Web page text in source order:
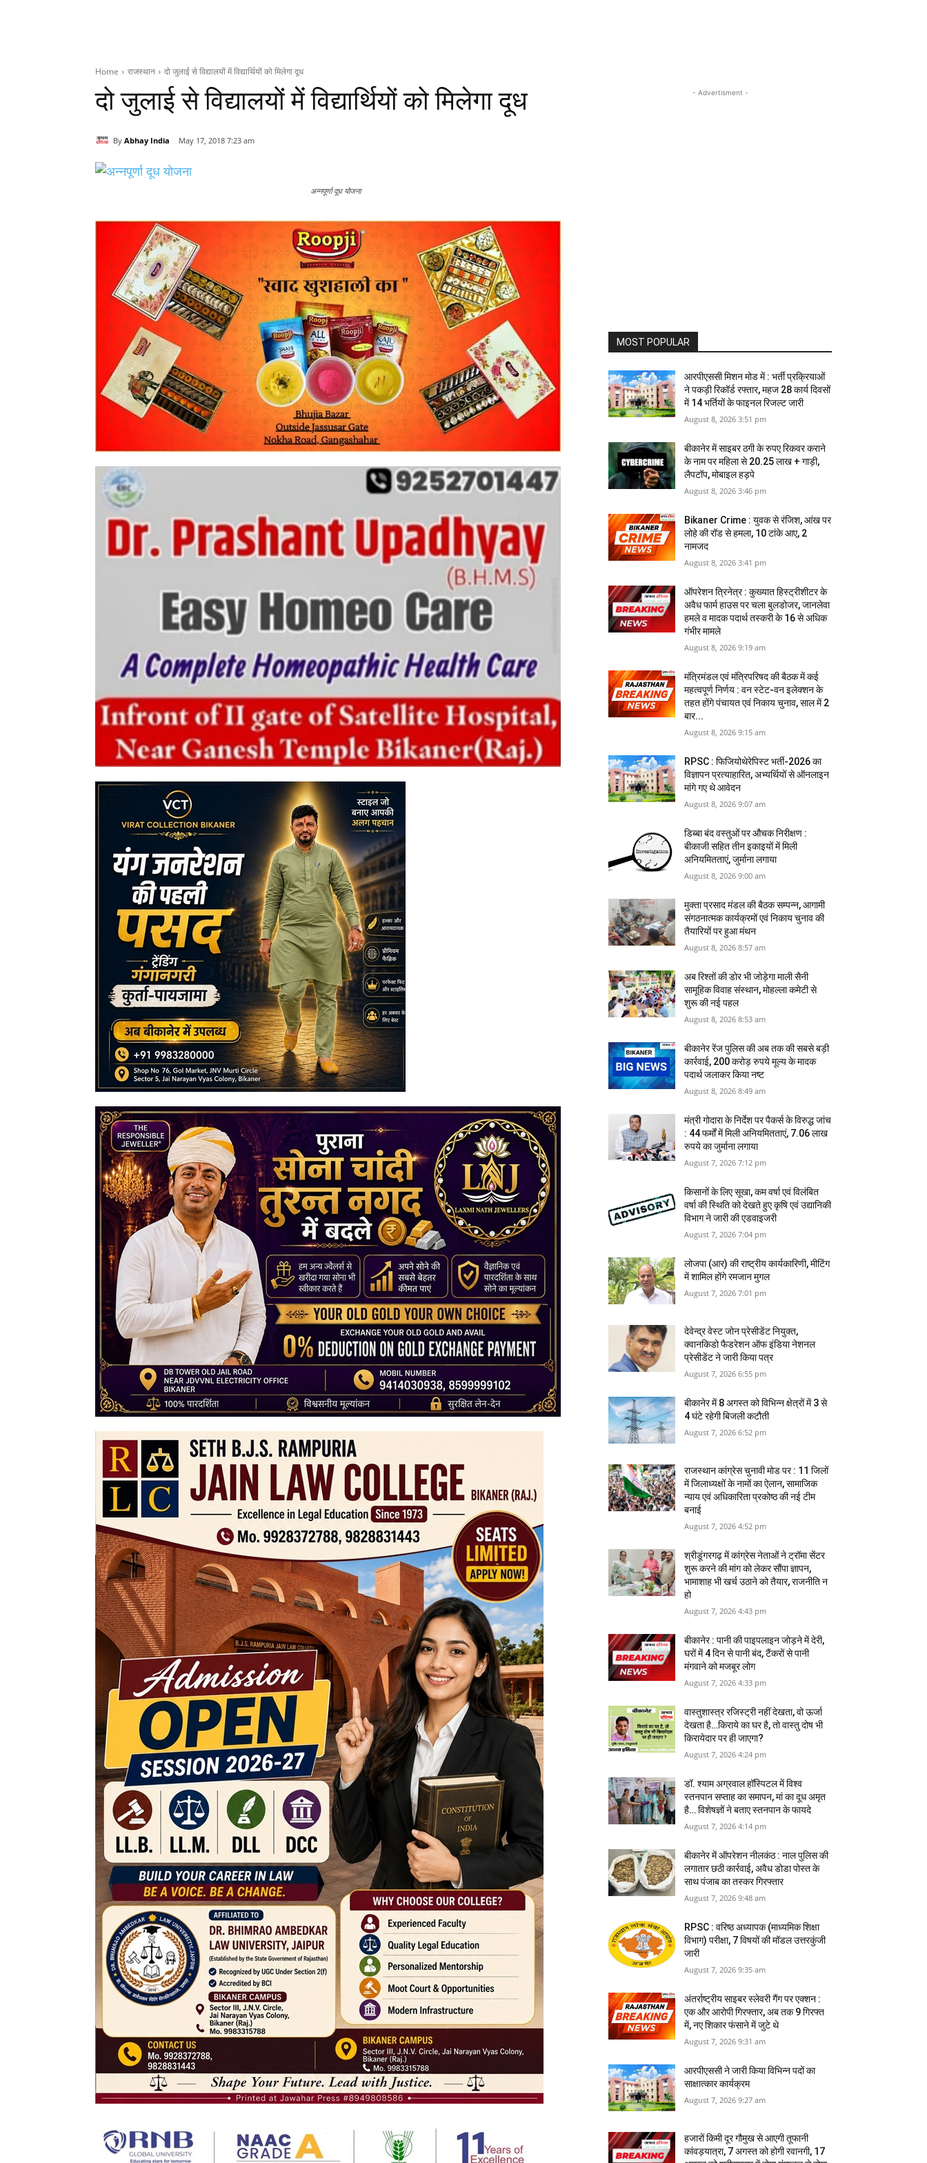
Home राजस्थान दो जुलाई से विद्यालयों में विद्यार्थियों को मिलेगा दूध
दो जुलाई से विद्यालयों में विद्यार्थियों को मिलेगा दूध
By Abhay India May 17, 2018 7:23 am
अन्नपूर्णा दूध योजना
- Advertisment -
MOST POPULAR
आरपीएससी मिशन मोड में : भर्ती प्रक्रियाओं
ने पकड़ी रिकॉर्ड रफ्तार, महज 28 कार्य दिवसों
में 14 भर्तियों के फाइनल रिजल्ट जारी
August 8, 2026 3:51 pm
बीकानेर में साइबर ठगी के रुपए रिकवर कराने
के नाम पर महिला से 20.25 लाख + गाड़ी,
लैपटॉप, मोबाइल हड़पे
August 8, 2026 3:46 pm
Bikaner Crime : युवक से रंजिश, आंख पर
लोहे की रॉड से हमला, 10 टांके आए, 2
नामजद
August 8, 2026 3:41 pm
ऑपरेशन त्रिनेत्र : कुख्यात हिस्ट्रीशीटर के
अवैध फार्म हाउस पर चला बुलडोजर, जानलेवा
हमले व मादक पदार्थ तस्करी के 16 से अधिक
गंभीर मामले
August 8, 2026 9:19 am
मंत्रिमंडल एवं मंत्रिपरिषद की बैठक में कई
महत्वपूर्ण निर्णय : वन स्टेट-वन इलेक्शन के
तहत होंगे पंचायत एवं निकाय चुनाव, साल में 2
बार...
August 8, 2026 9:15 am
RPSC : फिजियोथेरेपिस्ट भर्ती-2026 का
विज्ञापन प्रत्याहारित, अभ्‍यर्थियों से ऑनलाइन
मांगे गए थे आवेदन
August 8, 2026 9:07 am
डिब्बा बंद वस्तुओं पर औचक निरीक्षण :
बीकाजी सहित तीन इकाइयों में मिली
अनियमितताएं, जुर्माना लगाया
August 8, 2026 9:00 am
मुक्ता प्रसाद मंडल की बैठक सम्पन्न, आगामी
संगठनात्मक कार्यक्रमों एवं निकाय चुनाव की
तैयारियों पर हुआ मंथन
August 8, 2026 8:57 am
अब रिश्तों की डोर भी जोड़ेगा माली सैनी
सामूहिक विवाह संस्थान, मोहल्ला कमेटी से
शुरू की नई पहल
August 8, 2026 8:53 am
बीकानेर रेंज पुलिस की अब तक की सबसे बड़ी
कार्रवाई, 200 करोड़ रुपये मूल्य के मादक
पदार्थ जलाकर किया नष्‍ट
August 8, 2026 8:49 am
मंत्री गोदारा के निर्देश पर पैकर्स के विरुद्ध जांच
: 44 फर्मों में मिली अनियमितताएं, 7.06 लाख
रुपये का जुर्माना लगाया
August 7, 2026 7:12 pm
किसानों के लिए सूखा, कम वर्षा एवं विलंबित
वर्षा की स्थिति को देखते हुए कृषि एवं उद्यानिकी
विभाग ने जारी की एडवाइजरी
August 7, 2026 7:04 pm
लोजपा (आर) की राष्ट्रीय कार्यकारिणी, मीटिंग
में शामिल होंगे रमजान मुगल
August 7, 2026 7:01 pm
देवेन्द्र वेस्ट जोन प्रेसीडेंट नियुक्त,
क्वानकिडो फैडरेशन ऑफ इंडिया नेशनल
प्रेसीडेंट ने जारी किया पत्र
August 7, 2026 6:55 pm
बीकानेर में 8 अगस्‍त को विभिन्‍न क्षेत्रों में 3 से
4 घंटे रहेगी बिजली कटौती
August 7, 2026 6:52 pm
राजस्‍थान कांग्रेस चुनावी मोड पर : 11 जिलों
में जिलाध्‍यक्षों के नामों का ऐलान, सामाजिक
न्‍याय एवं अधिकारिता प्रकोष्‍ठ की नई टीम
बनाई
August 7, 2026 4:52 pm
श्रीडूंगरगढ़ में कांग्रेस नेताओं ने ट्रॉमा सेंटर
शुरू करने की मांग को लेकर सौंपा ज्ञापन,
भामाशाह भी खर्च उठाने को तैयार, राजनीति न
हो
August 7, 2026 4:43 pm
बीकानेर : पानी की पाइपलाइन जोड़ने में देरी,
घरों में 4 दिन से पानी बंद, टैंकरों से पानी
मंगवाने को मजबूर लोग
August 7, 2026 4:33 pm
वास्‍तुशास्‍त्र रजिस्‍ट्री नहीं देखता, वो ऊर्जा
देखता है…किराये का घर है, तो वास्तु दोष भी
किरायेदार पर ही जाएगा?
August 7, 2026 4:24 pm
डॉ. श्याम अग्रवाल हॉस्पिटल में विश्व
स्तनपान सप्ताह का समापन, मां का दूध अमृत
है… विशेषज्ञों ने बताए स्तनपान के फायदे
August 7, 2026 4:14 pm
बीकानेर में ऑपरेशन नीलकंठ : नाल पुलिस की
लगातार छठी कार्रवाई, अवैध डोडा पोस्त के
साथ पंजाब का तस्कर गिरफ्तार
August 7, 2026 9:48 am
RPSC : वरिष्ठ अध्यापक (माध्यमिक शिक्षा
विभाग) परीक्षा, 7 विषयों की मॉडल उत्तरकुंजी
जारी
August 7, 2026 9:35 am
अंतर्राष्ट्रीय साइबर स्लेवरी गैंग पर एक्शन :
एक और आरोपी गिरफ्तार, अब तक 9 गिरफ्त
में, नए शिकार फंसाने में जुटे थे
August 7, 2026 9:31 am
आरपीएससी ने जारी किया विभिन्न पदों का
साक्षात्कार कार्यक्रम
August 7, 2026 9:27 am
हजारों किमी दूर गौमुख से आएगी तूफानी
कांवड़यात्रा, 7 अगस्त को होगी रवानगी, 17